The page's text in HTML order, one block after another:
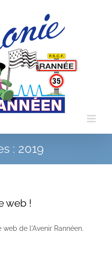
: 2019
web !
web de l'Avenir Rannéen.